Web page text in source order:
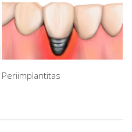
Periimplantitas